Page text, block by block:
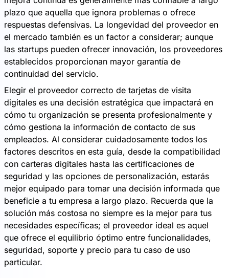
plazo que aquella que ignora problemas o ofrece
respuestas defensivas. La longevidad del proveedor en
el mercado también es un factor a considerar; aunque
las startups pueden ofrecer innovación, los proveedores
establecidos proporcionan mayor garantía de
continuidad del servicio.
Elegir el proveedor correcto de tarjetas de visita
digitales es una decisión estratégica que impactará en
cómo tu organización se presenta profesionalmente y
cómo gestiona la información de contacto de sus
empleados. Al considerar cuidadosamente todos los
factores descritos en esta guía, desde la compatibilidad
con carteras digitales hasta las certificaciones de
seguridad y las opciones de personalización, estarás
mejor equipado para tomar una decisión informada que
beneficie a tu empresa a largo plazo. Recuerda que la
solución más costosa no siempre es la mejor para tus
necesidades específicas; el proveedor ideal es aquel
que ofrece el equilibrio óptimo entre funcionalidades,
seguridad, soporte y precio para tu caso de uso
particular.